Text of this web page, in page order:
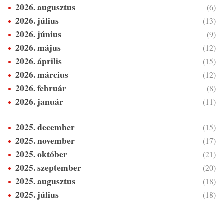
2026. augusztus (6)
2026. július (13)
2026. június (9)
2026. május (12)
2026. április (15)
2026. március (12)
2026. február (8)
2026. január (11)
2025. december (15)
2025. november (17)
2025. október (21)
2025. szeptember (20)
2025. augusztus (18)
2025. július (18)